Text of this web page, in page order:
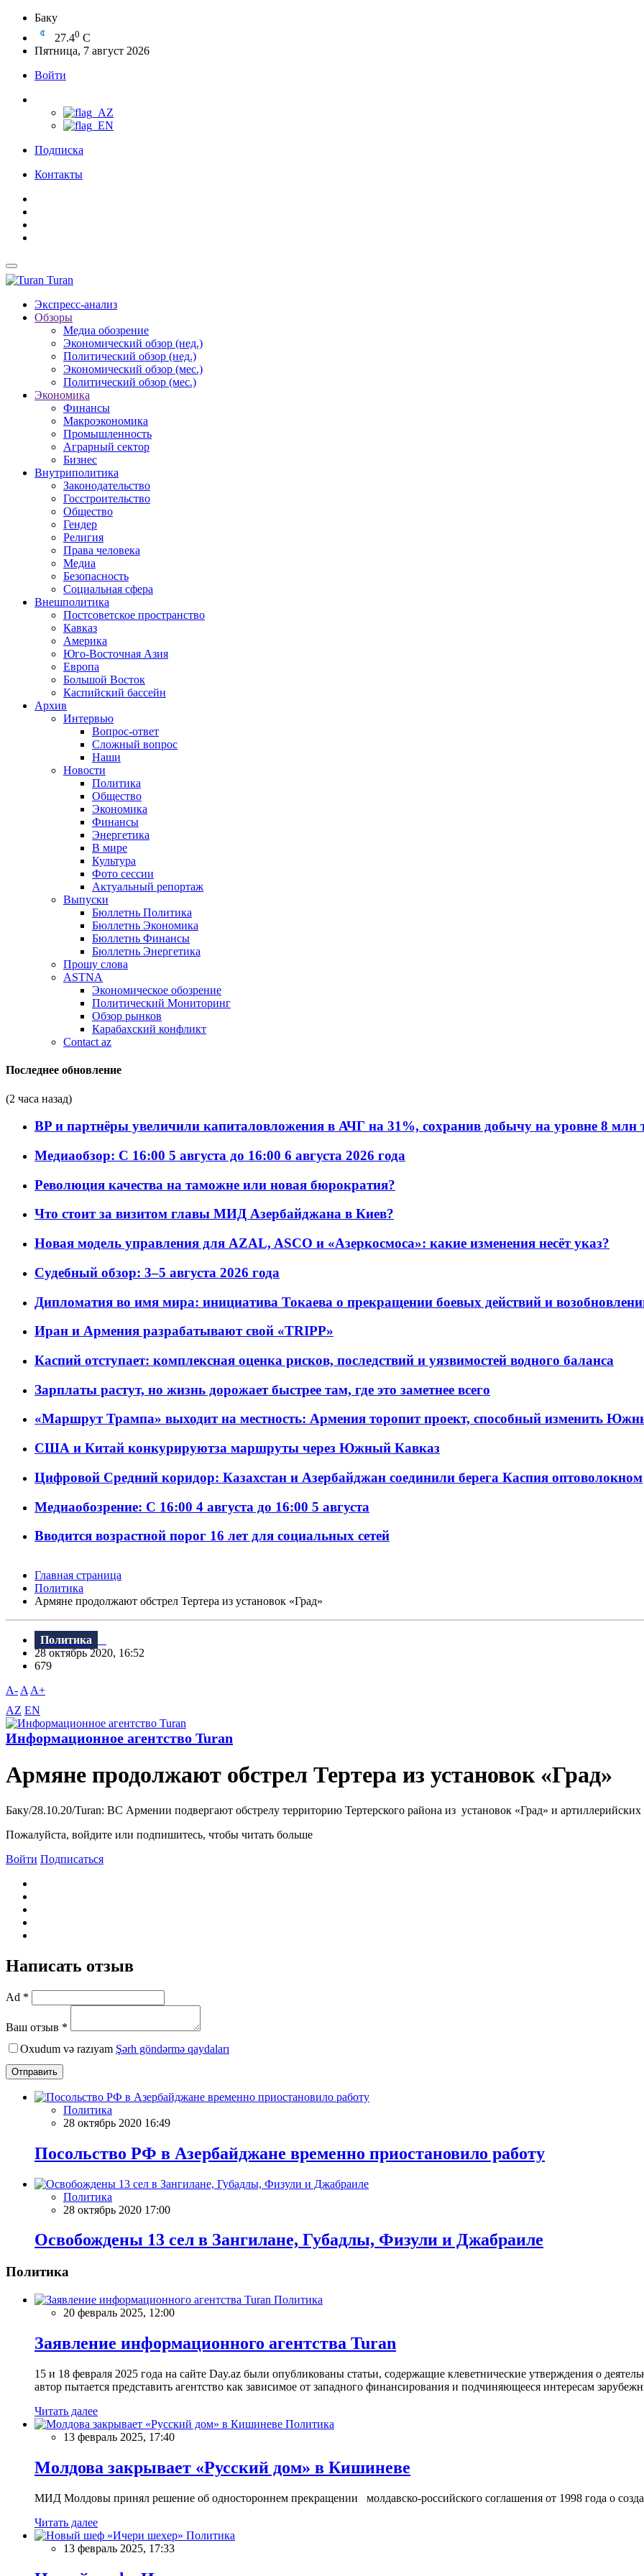
Баку
27.40 C
Пятница, 7 август 2026
Войти
Подписка
Контакты
Turan
Экспресс-анализ
Обзоры
Медиа обозрение
Экономический обзор (нед.)
Политический обзор (нед.)
Экономический обзор (мес.)
Политический обзор (мес.)
Экономика
Финансы
Макроэкономика
Промышленность
Аграрный сектор
Бизнес
Внутриполитика
Законодательство
Госстроительство
Общество
Гендер
Религия
Права человека
Медиа
Безопасность
Социальная сфера
Внешполитика
Постсоветское пространство
Кавказ
Америка
Юго-Восточная Азия
Европа
Большой Восток
Каспийский бассейн
Архив
Интервью
Вопрос-ответ
Сложный вопрос
Наши
Новости
Политика
Общество
Экономика
Финансы
Энергетика
В мире
Культура
Фото сессии
Актуальный репортаж
Выпуски
Бюллетнь Политика
Бюллетнь Экономика
Бюллетнь Финансы
Бюллетнь Энергетика
Прошу слова
ASTNA
Экономическое обозрение
Политический Мониторинг
Обзор рынков
Карабахский конфликт
Contact az
Последнее обновление
(2 часа назад)
BP и партнёры увеличили капиталовложения в АЧГ на 31%, сохранив добычу на уровне 8 млн
Медиаобзор: С 16:00 5 августа до 16:00 6 августа 2026 года
Революция качества на таможне или новая бюрократия?
Что стоит за визитом главы МИД Азербайджана в Киев?
Новая модель управления для AZAL, ASCO и «Азеркосмоса»: какие изменения несёт указ?
Судебный обзор: 3–5 августа 2026 года
Дипломатия во имя мира: инициатива Токаева о прекращении боевых действий и
Иран и Армения разрабатывают свой «TRIPP»
Каспий отступает: комплексная оценка рисков, последствий и уязвимостей водного баланса
Зарплаты растут, но жизнь дорожает быстрее там, где это заметнее всего
«Маршрут Трампа» выходит на местность: Армения торопит проект, способный изменить
США и Китай конкурируютза маршруты через Южный Кавказ
Цифровой Средний коридор: Казахстан и Азербайджан соединили берега Каспия оптоволокном
Медиаобозрение: С 16:00 4 августа до 16:00 5 августа
Вводится возрастной порог 16 лет для социальных сетей
Главная страница
Политика
Армяне продолжают обстрел Тертера из установок «Град»
Политика
28 октябрь 2020, 16:52
679
A- A A+
AZ EN
Информационное агентство Turan
Армяне продолжают обстрел Тертера из установок «Град»
Баку/28.10.20/Turan: ВС Армении подвергают обстрелу территорию Тертерского района из установок «Град» и
Пожалуйста, войдите или подпишитесь, чтобы читать больше
Войти Подписаться
Написать отзыв
Ad *
Ваш отзыв *
Oxudum və razıyam Şərh göndərmə qaydaları
Отправить
Политика
28 октябрь 2020 16:49
Посольство РФ в Азербайджане временно приостановило работу
Политика
28 октябрь 2020 17:00
Освобождены 13 сел в Зангилане, Губадлы, Физули и Джабраиле
Политика
Политика
20 февраль 2025, 12:00
Заявление информационного агентства Turan
15 и 18 февраля 2025 года на сайте Day.az были опубликованы статьи, содержащие клеветнические утверждения о
автор пытается представить агентство как зависимое от западного финансирования и подчиняющееся интересам
Читать далее
Политика
13 февраль 2025, 17:40
Молдова закрывает «Русский дом» в Кишиневе
МИД Молдовы принял решение об одностороннем прекращении молдавско-российского соглашения от 1998 года о
Читать далее
Политика
13 февраль 2025, 17:33